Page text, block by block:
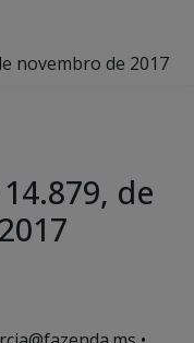
novembro de 2017
de